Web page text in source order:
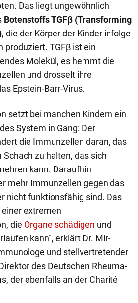
Das liegt ungewöhnlich
Botenstoffs TGFβ (Transforming
, die der Körper der Kinder infolge
produziert. TGFβ ist ein
Molekül, es hemmt die
und drosselt ihre
Epstein-Barr-Virus.
setzt bei manchen Kindern ein
System in Gang: Der
die Immunzellen daran, das
Schach zu halten, das sich
kann. Daraufhin
mehr Immunzellen gegen das
nicht funktionsfähig sind. Das
extremen
die Organe schädigen und
kann", erklärt Dr. Mir-
und stellvertretender
des Deutschen Rheuma-
der ebenfalls an der Charité